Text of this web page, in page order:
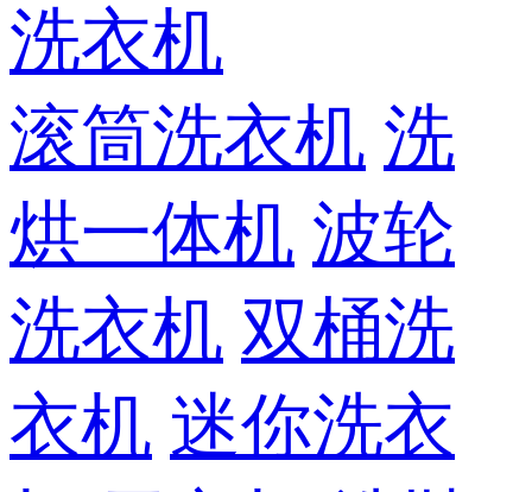
洗衣机
滚筒洗衣机 洗
烘一体机 波轮
洗衣机 双桶洗
衣机 迷你洗衣